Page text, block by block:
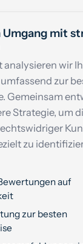
Umgang mit
analysieren wir
zur
Gemeinsam
Strategie, um
zu
auf
zur besten